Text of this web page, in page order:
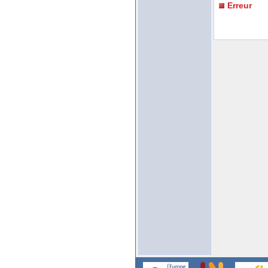
Erreur